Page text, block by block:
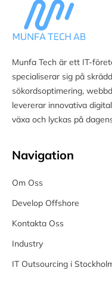
Munfa Tech är ett IT-
specialiserar sig på
sökordsoptimering,
levererar innovativa
växa och lyckas på
Navigation
Om Oss
Develop Offshore
Kontakta Oss
Industry
IT Outsourcing i